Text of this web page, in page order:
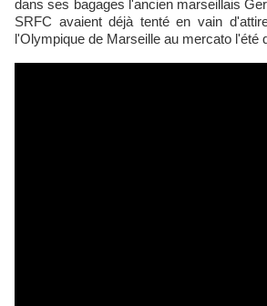
dans ses bagages l'ancien marseillais
SRFC avaient déjà tenté en vain
l'Olympique de Marseille au mercato l'été